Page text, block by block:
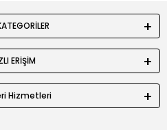
ERİŞİM
Hizmetleri